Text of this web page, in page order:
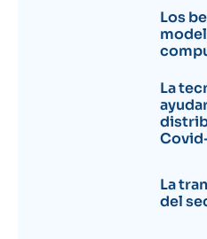
Los
La
La
del